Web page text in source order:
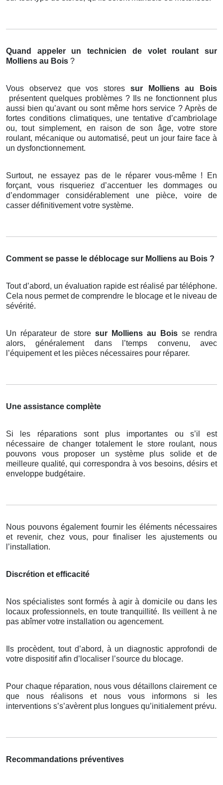
Quand appeler un technicien de volet roulant
sur
Molliens au Bois ?
Vous observez que vos stores sur Molliens au Bois
présentent quelques problèmes ? Ils ne fonctionnent plus
aussi bien qu’avant ou sont même hors service ? Après de
fortes conditions climatiques, une tentative d’cambriolage
ou, tout simplement, en raison de son âge, votre store
roulant, mécanique ou automatisé, peut un jour faire face à
un dysfonctionnement.
Surtout, ne essayez pas de le réparer vous-même ! En
forçant, vous risqueriez d’accentuer les dommages ou
d’endommager considérablement une pièce, voire de
casser définitivement votre système.
Comment se passe le déblocage sur Molliens au Bois ?
Tout d’abord, un évaluation rapide est réalisé par téléphone.
Cela nous permet de comprendre le blocage et le niveau de
sévérité.
Un réparateur de store sur Molliens au Bois se rendra
alors, généralement dans l’temps convenu, avec
l’équipement et les pièces nécessaires pour réparer.
Une assistance complète
Si les réparations sont plus importantes ou s’il est
nécessaire de changer totalement le store roulant, nous
pouvons vous proposer un système plus solide et de
meilleure qualité, qui correspondra à vos besoins, désirs et
enveloppe budgétaire.
Nous pouvons également fournir les éléments nécessaires
et revenir, chez vous, pour finaliser les ajustements ou
l’installation.
Discrétion et efficacité
Nos spécialistes sont formés à agir à domicile ou dans les
locaux professionnels, en toute tranquillité. Ils veillent à ne
pas abîmer votre installation ou agencement.
Ils procèdent, tout d’abord, à un diagnostic approfondi de
votre dispositif afin d’localiser l’source du blocage.
Pour chaque réparation, nous vous détaillons clairement ce
que nous réalisons et nous vous informons si les
interventions s’s’avèrent plus longues qu’initialement prévu.
Recommandations préventives